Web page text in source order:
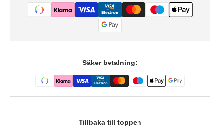
Säker betalning:
Tillbaka till toppen